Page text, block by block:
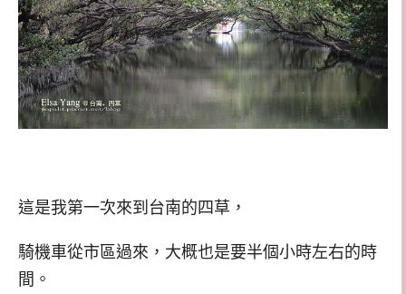
這是我第一次來到台南的四草，
騎機車從市區過來，大概也是要半個小時左右的時
間。